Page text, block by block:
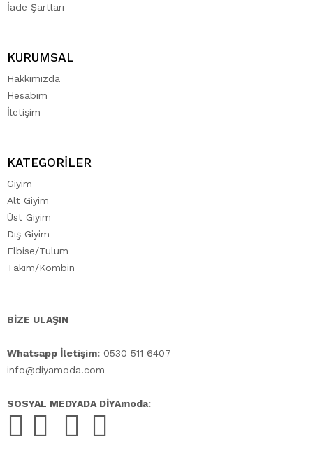
İade Şartları
KURUMSAL
Hakkımızda
Hesabım
İletişim
KATEGORİLER
Giyim
Alt Giyim
Üst Giyim
Dış Giyim
Elbise/Tulum
Takım/Kombin
BİZE ULAŞIN
Whatsapp İletişim: 0530 511 6407
info@diyamoda.com
SOSYAL MEDYADA DİYAmoda: